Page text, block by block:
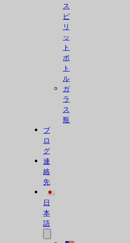
ス
ピ
リ
ッ
ト
ボ
ト
ル
ガ
ラ
ス
瓶
ブ
ロ
グ
連
絡
先
日
本
語